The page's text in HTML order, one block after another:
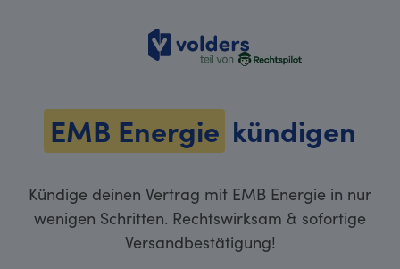
volders
EMB Energie kündigen
Kündige deinen Vertrag mit EMB Energie in nur
wenigen Schritten. Rechtswirksam & sofortige
Versandbestätigung!